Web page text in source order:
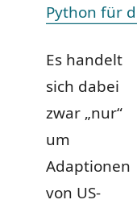
Python für
Es handelt
sich dabei
zwar „nur“
um
Adaptionen
von US-